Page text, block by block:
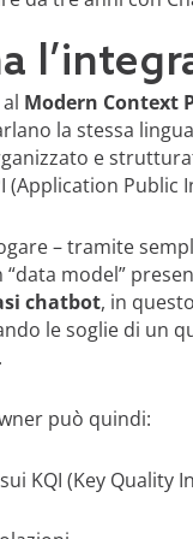
Modern Context
la stessa
e
(Application Public
– tramite
“data model”
chatbot, in
le soglie di un
può quindi:
KQI (Key Quality